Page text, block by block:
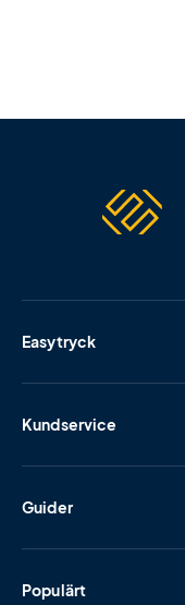
Easytryck
Kundservice
Guider
Populärt